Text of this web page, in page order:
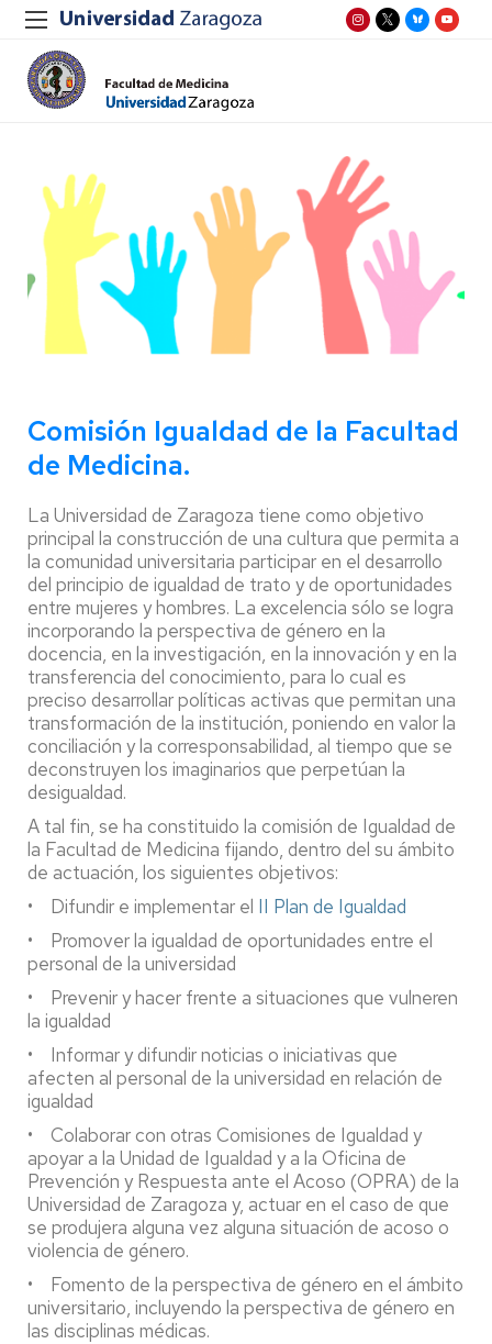
Comisión Igualdad de la Facultad
de Medicina.
La Universidad de Zaragoza tiene como objetivo
principal la construcción de una cultura que permita a
la comunidad universitaria participar en el desarrollo
del principio de igualdad de trato y de oportunidades
entre mujeres y hombres. La excelencia sólo se logra
incorporando la perspectiva de género en la
docencia, en la investigación, en la innovación y en la
transferencia del conocimiento, para lo cual es
preciso desarrollar políticas activas que permitan una
transformación de la institución, poniendo en valor la
conciliación y la corresponsabilidad, al tiempo que se
deconstruyen los imaginarios que perpetúan la
desigualdad.
A tal fin, se ha constituido la comisión de Igualdad de
la Facultad de Medicina fijando, dentro del su ámbito
de actuación, los siguientes objetivos:
• Difundir e implementar el II Plan de Igualdad
• Promover la igualdad de oportunidades entre el
personal de la universidad
• Prevenir y hacer frente a situaciones que vulneren
la igualdad
• Informar y difundir noticias o iniciativas que
afecten al personal de la universidad en relación de
igualdad
• Colaborar con otras Comisiones de Igualdad y
apoyar a la Unidad de Igualdad y a la Oficina de
Prevención y Respuesta ante el Acoso (OPRA) de la
Universidad de Zaragoza y, actuar en el caso de que
se produjera alguna vez alguna situación de acoso o
violencia de género.
• Fomento de la perspectiva de género en el ámbito
universitario, incluyendo la perspectiva de género en
las disciplinas médicas.